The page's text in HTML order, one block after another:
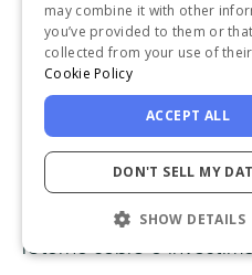
tempo de espera e
repetir informações.
Economia de
A automação também
os custos de suporte,
retorno sobre o
may combine it with other
you’ve provided to them or that
collected from your use of
Cookie Policy
ACCEPT ALL
DON'T SELL MY
SHOW DETAILS